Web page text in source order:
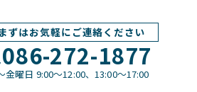
まずはお気軽にご連絡ください
086-272-1877
金曜日 9:00～12:00、13:00〜17:00